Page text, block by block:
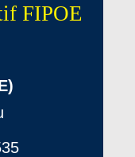
FIPOE